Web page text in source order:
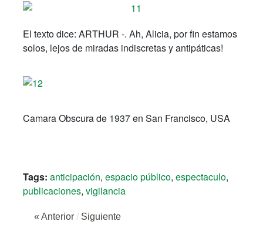
El texto dice: ARTHUR -. Ah, Alicia, por fin estamos
solos, lejos de miradas indiscretas y antipáticas!
Camara Obscura de 1937 en San Francisco, USA
Tags: anticipación, espacio público, espectaculo,
publicaciones, vigilancia
« Anterior / Siguiente